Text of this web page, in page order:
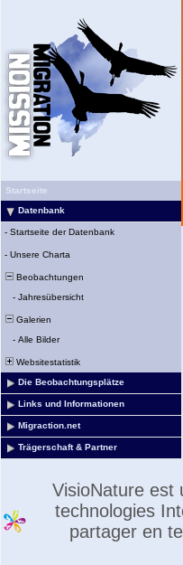
Startseite
Datenbank
- Startseite der Datenbank
- Unsere Charta
Beobachtungen
- Jahresübersicht
Galerien
- Alle Bilder
Websitestatistik
Die Beobachtungsplätze
Links und Informationen
Migraction.net
Trägerschaft & Partner
VisioNature est
technologies
partager en